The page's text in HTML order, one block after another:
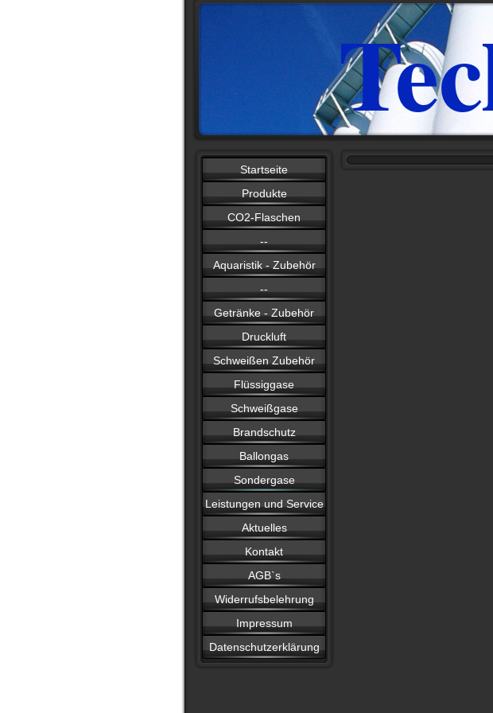
Startseite
Produkte
CO2-Flaschen
--
Aquaristik - Zubehör
--
Getränke - Zubehör
Druckluft
Schweißen Zubehör
Flüssiggase
Schweißgase
Brandschutz
Ballongas
Sondergase
Leistungen und Service
Aktuelles
Kontakt
AGB`s
Widerrufsbelehrung
Impressum
Datenschutzerklärung